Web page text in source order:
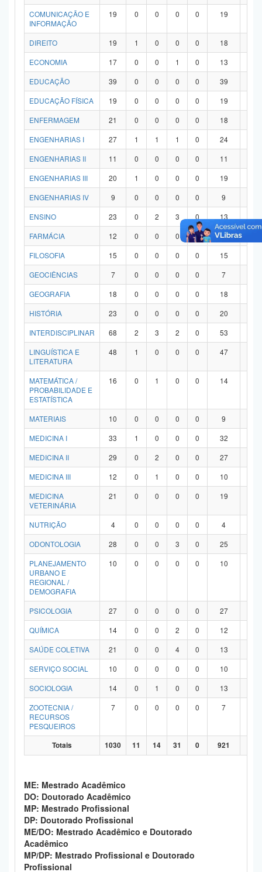
COMUNICAÇÃO E
INFORMAÇÃO
19 0 0 0 0 19
DIREITO 19 1 0 0 0 18
ECONOMIA
17 0 0 1 0 13
EDUCAÇÃO
39 0 0 0 0 39
EDUCAÇÃO FÍSICA
19 0 0 0 0 19
ENFERMAGEM
21 0 0 0 0 18
ENGENHARIAS I
27 1 1 1 0 24
ENGENHARIAS II
11 0 0 0 0 11
ENGENHARIAS III
20 1 0 0 0 19
ENGENHARIAS IV
9 0 0 0 0 9
ENSINO
23 0 2 3 0 13
FARMÁCIA
12 0 0 0 0 12
FILOSOFIA
15 0 0 0 0 15
GEOCIÊNCIAS
7 0 0 0 0 7
GEOGRAFIA
18 0 0 0 0 18
HISTÓRIA
23 0 0 0 0 20
INTERDISCIPLINAR
68 2 3 2 0 53
LINGUÍSTICA E
LITERATURA
48 1 0 0 0 47
MATEMÁTICA /
PROBABILIDADE E
ESTATÍSTICA
16 0 1 0 0 14
MATERIAIS 10 0 0 0 0 9
MEDICINA I
33 1 0 0 0 32
MEDICINA II
29 0 2 0 0 27
MEDICINA III
12 0 1 0 0 10
MEDICINA
VETERINÁRIA
21 0 0 0 0 19
NUTRIÇÃO 4 0 0 0 0 4
ODONTOLOGIA
28 0 0 3 0 25
PLANEJAMENTO
URBANO E
REGIONAL /
DEMOGRAFIA
10 0 0 0 0 10
PSICOLOGIA 27 0 0 0 0 27
QUÍMICA
14 0 0 2 0 12
SAÚDE COLETIVA
21 0 0 4 0 13
SERVIÇO SOCIAL
10 0 0 0 0 10
SOCIOLOGIA
14 0 1 0 0 13
ZOOTECNIA /
RECURSOS
PESQUEIROS
7 0 0 0 0 7
Totais 1030 11 14 31 0 921
ME: Mestrado Acadêmico
DO: Doutorado Acadêmico
MP: Mestrado Profissional
DP: Doutorado Profissional
ME/DO: Mestrado Acadêmico e Doutorado
Acadêmico
MP/DP: Mestrado Profissional e Doutorado
Profissional